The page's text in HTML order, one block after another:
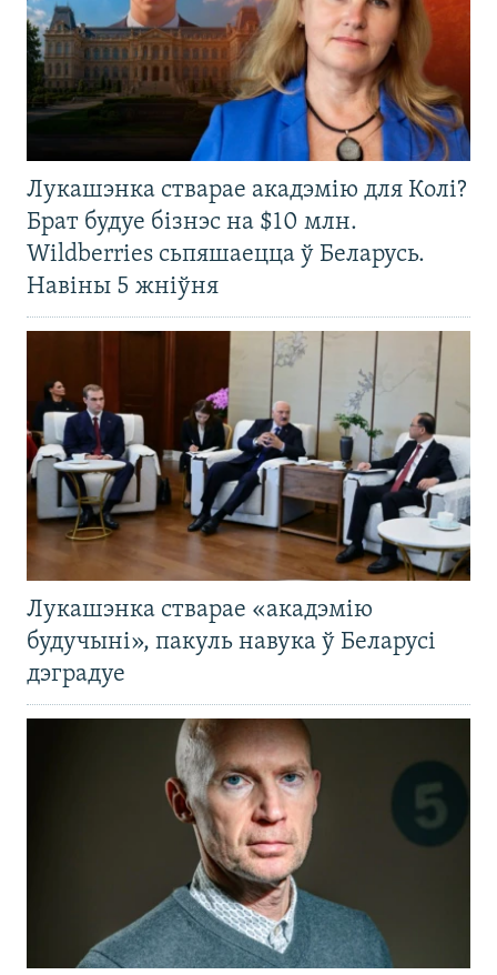
Лукашэнка стварае акадэмію для Колі?
Брат будуе бізнэс на $10 млн.
Wildberries сьпяшаецца ў Беларусь.
Навіны 5 жніўня
Лукашэнка стварае «акадэмію
будучыні», пакуль навука ў Беларусі
дэградуе